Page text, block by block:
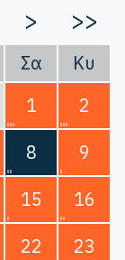
> >>
Σα
Κυ
1
2
8
9
15
16
22
23